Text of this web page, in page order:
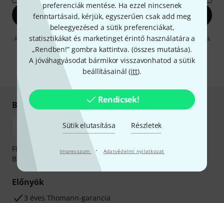
preferenciák mentése. Ha ezzel nincsenek
fenntartásaid, kérjük, egyszerűen csak add meg
beleegyezésed a sütik preferenciákat,
statisztikákat és marketinget érintő használatára a
„Rendben!” gombra kattintva. (összes mutatása).
A jóváhagyásodat bármikor visszavonhatod a sütik
beállításainál (itt).
Rendicsek!
Sütik elutasítása Részletek
Impresszum · Adatvédelmi nyilatkozat
Bejelentkezés
A "Bejelentkezés" gombra kattintva elfogadja, hogy e-mailben küldjünk
önnek hirdetéseket. Bármikor leiratkozhat erről. A hírlevélről további
információkat azdata protection guideline -ben talál.
* Kitöltés kötelező
Biztonságos vásárlás és fizetés
Fizessen biztonságosan, titkosítással: Banki átutalás vagy
Betéti- vagy hitelkártya segítségével
Előnyök
3 éves Thomann-garancia